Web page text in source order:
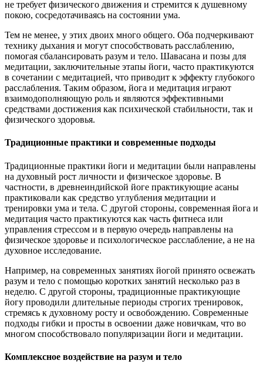
не требует физического движения и стремится к душевному
покою, сосредотачиваясь на состоянии ума.
Тем не менее, у этих двоих много общего. Оба подчеркивают
технику дыхания и могут способствовать расслаблению,
помогая сбалансировать разум и тело. Шавасана и позы для
медитации, заключительные этапы йоги, часто практикуются
в сочетании с медитацией, что приводит к эффекту глубокого
расслабления. Таким образом, йога и медитация играют
взаимодополняющую роль и являются эффективными
средствами достижения как психической стабильности, так и
физического здоровья.
Традиционные практики и современные подходы
Традиционные практики йоги и медитации были направлены
на духовный рост личности и физическое здоровье. В
частности, в древнеиндийской йоге практикующие асаны
практиковали как средство углубления медитации и
тренировки ума и тела. С другой стороны, современная йога и
медитация часто практикуются как часть фитнеса или
управления стрессом и в первую очередь направлены на
физическое здоровье и психологическое расслабление, а не на
духовное исследование.
Например, на современных занятиях йогой принято освежать
разум и тело с помощью коротких занятий несколько раз в
неделю. С другой стороны, традиционные практикующие
йогу проводили длительные периоды строгих тренировок,
стремясь к духовному росту и освобождению. Современные
подходы гибки и просты в освоении даже новичкам, что во
многом способствовало популяризации йоги и медитации.
Комплексное воздействие на разум и тело